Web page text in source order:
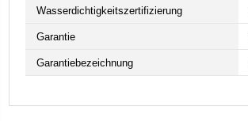
Wasserdichtigkeitszertifizierung
Garantie
Garantiebezeichnung